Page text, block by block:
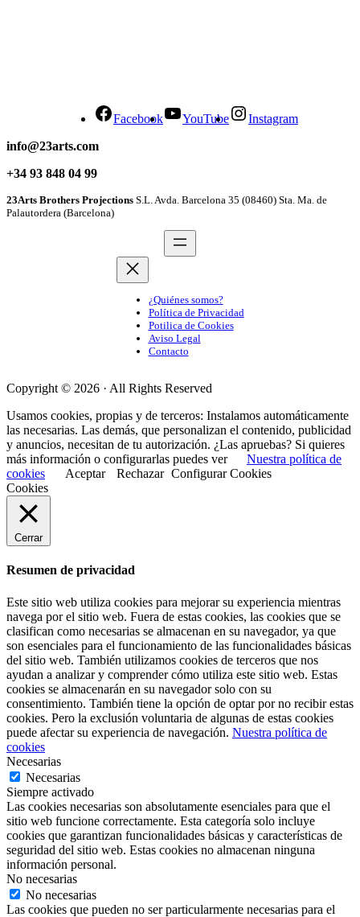
Facebook YouTube
Instagram
info@23arts.com
+34 93 848 04 99
23Arts Brothers Projections S.L. Avda. Barcelona 35 (08460) Sta. Ma. de
Palautordera (Barcelona)
¿Quiénes somos?
Política de Privacidad
Potilica de Cookies
Aviso Legal
Contacto
Copyright © 2026 · All Rights Reserved
Usamos cookies, propias y de terceros: Instalamos automáticamente
las necesarias. Las demás, que personalizan el contenido, publicidad
y anuncios, necesitan de tu autorización. ¿Las apruebas? Si quieres
más información o configurarlas puedes ver
Nuestra política de
cookies
Aceptar Rechazar Configurar Cookies
Cookies
Cerrar
Resumen de privacidad
Este sitio web utiliza cookies para mejorar su experiencia mientras
navega por el sitio web. Fuera de estas cookies, las cookies que se
clasifican como necesarias se almacenan en su navegador, ya que
son esenciales para el funcionamiento de las funcionalidades básicas
del sitio web. También utilizamos cookies de terceros que nos
ayudan a analizar y comprender cómo utiliza este sitio web. Estas
cookies se almacenarán en su navegador solo con su
consentimiento. También tiene la opción de optar por no recibir estas
cookies. Pero la exclusión voluntaria de algunas de estas cookies
puede afectar su experiencia de navegación. Nuestra política de
cookies
Necesarias
Necesarias
Siempre activado
Las cookies necesarias son absolutamente esenciales para que el
sitio web funcione correctamente. Esta categoría solo incluye
cookies que garantizan funcionalidades básicas y características de
seguridad del sitio web. Estas cookies no almacenan ninguna
información personal.
No necesarias
No necesarias
Las cookies que pueden no ser particularmente necesarias para el